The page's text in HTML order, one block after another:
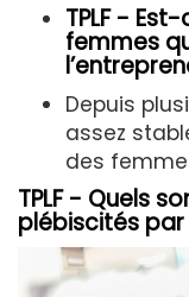
TPLF -
femmes
Depuis
assez
des
TPLF - Quels
plébiscités